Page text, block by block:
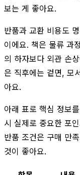
보는 게 좋아요.
반품과 교환 비용도
이에요. 책은 물류 과
의 하자보다 외관 손
은 직후에는 겉면, 모
아요.
아래 표로 핵심 정보
시 실제로 중요한 포
반품 조건은 구매 만
것이 좋아요.